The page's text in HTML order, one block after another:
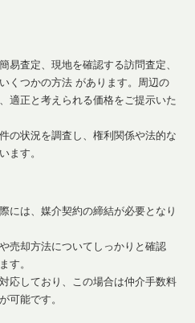
易査定、現地を確認する訪問査定、
くつかの方法 があります。周辺の
適正と考えられる価格をご提示いた
の状況を調査し、権利関係や法的な
ます。
には、媒介契約の締結が必要となり
売却方法についてしっかりと確認
す。
応しており、この場合は仲介手数料
可能です。